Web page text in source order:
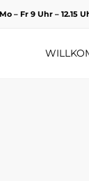
– Fr 9 Uhr – 12.15